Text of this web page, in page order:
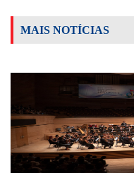
MAIS NOTÍCIAS